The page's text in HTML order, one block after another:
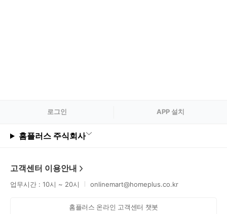
로그인 APP 설치
홈플러스 주식회사
고객센터 이용안내
업무시간 : 10시 ~ 20시 onlinemart@homeplus.co.kr
홈플러스 온라인 고객센터 챗봇